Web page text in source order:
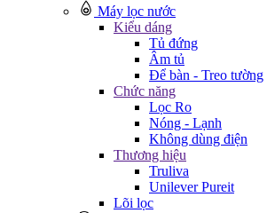
Máy lọc nước
Kiểu dáng
Tủ đứng
Âm tủ
Để bàn - Treo tường
Chức năng
Lọc Ro
Nóng - Lạnh
Không dùng điện
Thương hiệu
Truliva
Unilever Pureit
Lõi lọc